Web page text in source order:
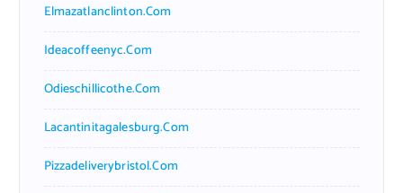
Elmazatlanclinton.com
Ideacoffeenyc.com
Odieschillicothe.com
Lacantinitagalesburg.com
Pizzadeliverybristol.com